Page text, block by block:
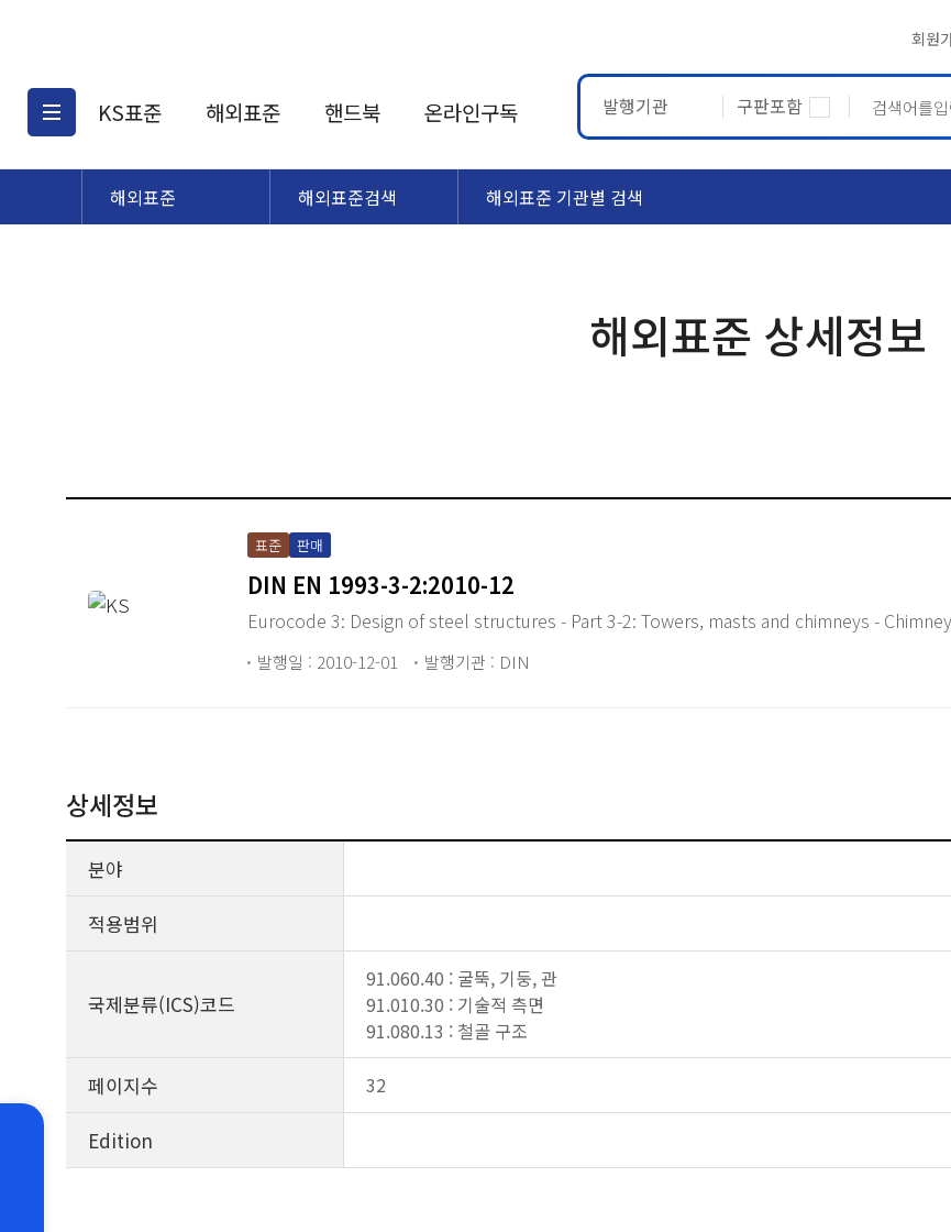
회원
KS표준
KS표준검색
해외표준
해외표준검색
핸드북 온라인구독 발행기관 구판포함
해외표준 해외표준검색 해외표준 기관별 검색
해외표준 상세정보
표준 판매
DIN EN 1993-3-2:2010-12
Eurocode 3: Design of steel structures - Part 3-2: Towers, masts and chimneys -
발행일 : 2010-12-01 발행기관 : DIN
상세정보
분야
적용범위
국제분류(ICS)코드
91.060.40 : 굴뚝, 기둥, 관
91.010.30 : 기술적 측면
91.080.13 : 철골 구조
페이지수 32
Edition